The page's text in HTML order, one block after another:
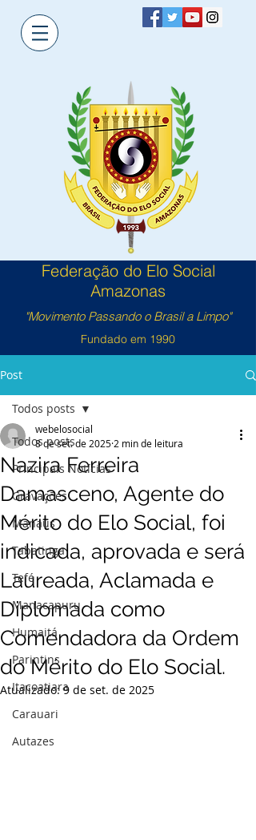
Federação do Elo Social
Amazonas
"Movimento Passando o Brasil a Limpo"
Fundado em 1990
Post
Todos posts
Principais Notícias
Gravações
Manaus
Tabatinga
Tefé
Manacapuru
Humaitá
Parintins
Itacoatiara
Carauari
Autazes
Todos posts
Nazira Ferreira
Damasceno, Agente do
Mérito do Elo Social, foi
indicada, aprovada e será
Laureada, Aclamada e
Diplomada como
Comendadora da Ordem
do Mérito do Elo Social.
webelosocial
8 de set. de 2025 2 min de leitura
Atualizado:9 de set. de 2025